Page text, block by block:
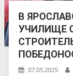
В
УЧИЛИЩЕ
07.05.2025